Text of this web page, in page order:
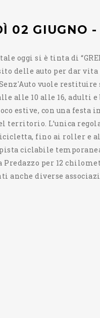
02 GIUGNO -
oggi si è tinta di
delle auto per dar
vuole
alle 10 alle 16, adulti
estive, con una
territorio. L’unica
fino ai roller e al
ciclabile
Predazzo per 12
anche diverse